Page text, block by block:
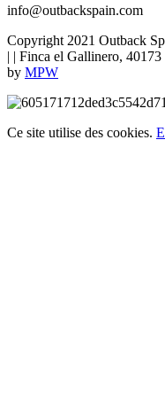
info@outbackspain.com
Copyright 2021 Outback
| | Finca el Gallinero,
by MPW
Ce site utilise des cookies.